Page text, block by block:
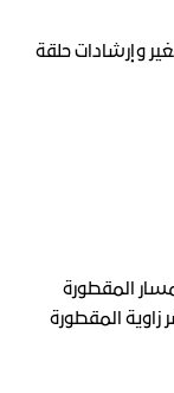
وإرشادات حلقة
المقطورة
المقطورة